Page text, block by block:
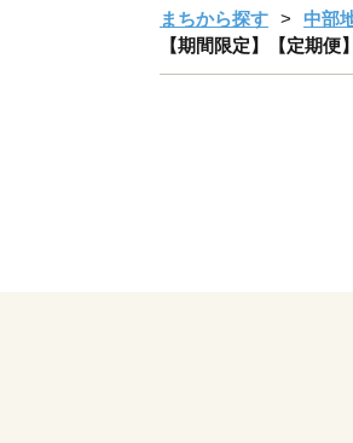
まちから探す 中部
【期間限定】【定期